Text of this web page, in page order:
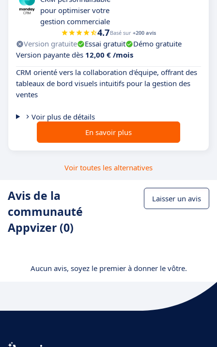
pour optimiser votre
gestion commerciale
4.7Basé sur +200 avis
Version gratuite Essai gratuit
Démo gratuite
Version payante dès 12,00 € /mois
CRM orienté vers la collaboration d'équipe, offrant des
tableaux de bord visuels intuitifs pour la gestion des
ventes
Voir plus de détails
En savoir plus
Voir toutes les alternatives
Avis de la
communauté
Appvizer (0)
Laisser un avis
Aucun avis, soyez le premier à donner le vôtre.